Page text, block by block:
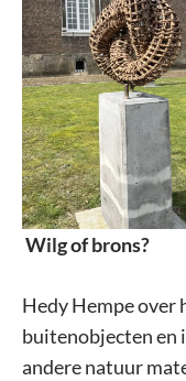
Wilg of brons?
Hedy Hempe over
buitenobjecten en
andere natuur